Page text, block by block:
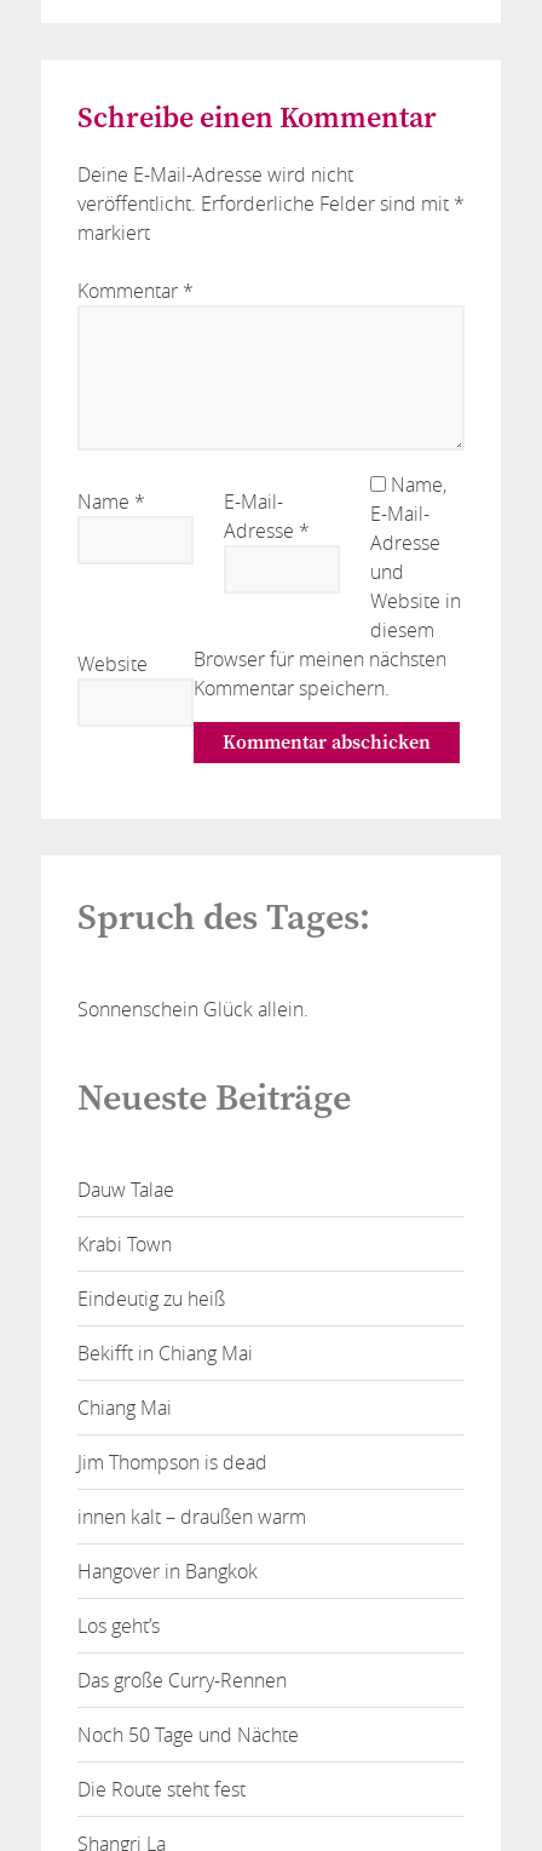
Schreibe einen Kommentar
Deine E-Mail-Adresse wird nicht
veröffentlicht. Erforderliche Felder sind mit *
markiert
Kommentar *
Name *
E-Mail-
Adresse *
Website
Name,
E-Mail-
Adresse
und
Website in
diesem
Browser für meinen nächsten
Kommentar speichern.
Spruch des Tages:
Sonnenschein Glück allein.
Neueste Beiträge
Dauw Talae
Krabi Town
Eindeutig zu heiß
Bekifft in Chiang Mai
Chiang Mai
Jim Thompson is dead
innen kalt – draußen warm
Hangover in Bangkok
Los geht’s
Das große Curry-Rennen
Noch 50 Tage und Nächte
Die Route steht fest
Shangri La